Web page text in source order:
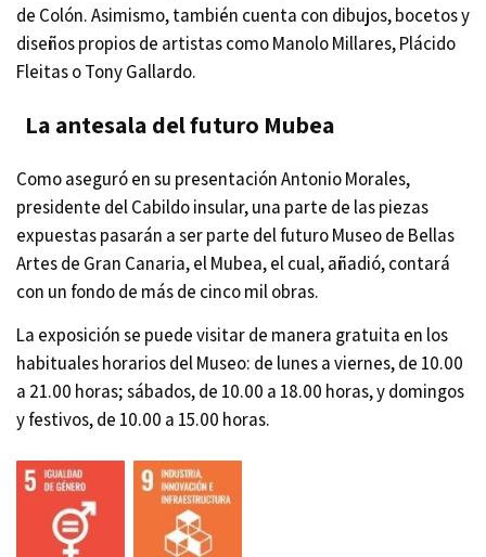
de Colón. Asimismo, también cuenta con dibujos, bocetos y
diseños propios de artistas como Manolo Millares, Plácido
Fleitas o Tony Gallardo.
La antesala del futuro Mubea
Como aseguró en su presentación Antonio Morales,
presidente del Cabildo insular, una parte de las piezas
expuestas pasarán a ser parte del futuro Museo de Bellas
Artes de Gran Canaria, el Mubea, el cual, añadió, contará
con un fondo de más de cinco mil obras.
La exposición se puede visitar de manera gratuita en los
habituales horarios del Museo: de lunes a viernes, de 10.00
a 21.00 horas; sábados, de 10.00 a 18.00 horas, y domingos
y festivos, de 10.00 a 15.00 horas.